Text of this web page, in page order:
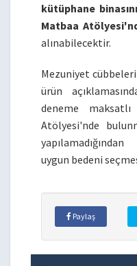
kütüphane
Matbaa
alınabilecektir.
Mezuniyet
ürün
deneme
Atölyesi'nde
uygun bedeni
Paylaş